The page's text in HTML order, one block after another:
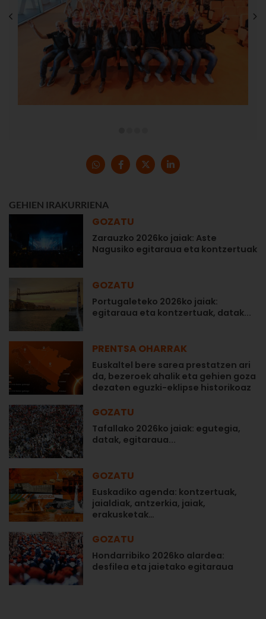
GEHIEN IRAKURRIENA
GOZATU
Zarauzko 2026ko jaiak: Aste
Nagusiko egitaraua eta kontzertuak
GOZATU
Portugaleteko 2026ko jaiak:
egitaraua eta kontzertuak, datak...
PRENTSA OHARRAK
Euskaltel bere sarea prestatzen ari
da, bezeroek ahalik eta gehien goza
dezaten eguzki-eklipse historikoaz
GOZATU
Tafallako 2026ko jaiak: egutegia,
datak, egitaraua...
GOZATU
Euskadiko agenda: kontzertuak,
jaialdiak, antzerkia, jaiak,
erakusketak…
GOZATU
Hondarribiko 2026ko alardea:
desfilea eta jaietako egitaraua